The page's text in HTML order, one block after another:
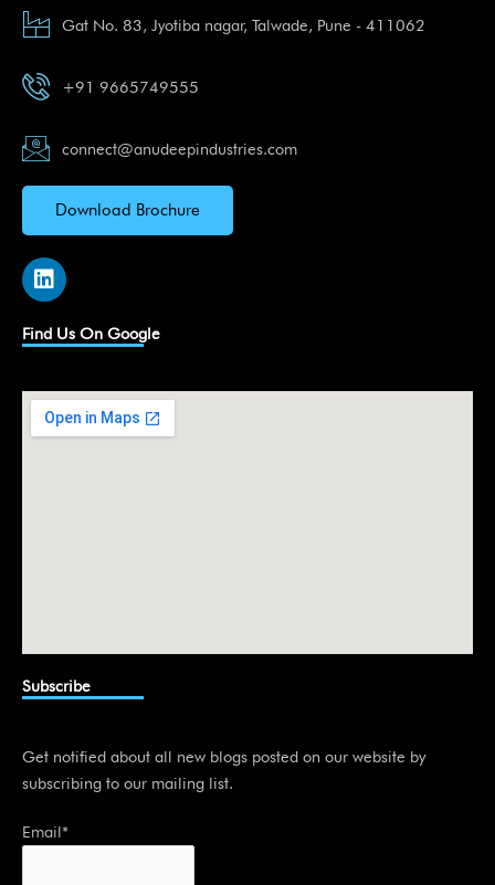
Gat No. 83, Jyotiba nagar, Talwade, Pune - 411062
+91 9665749555
connect@anudeepindustries.com
Download Brochure
L
i
k
e
i
n
Find Us On Google
Subscribe
Get notified about all new blogs posted on our website by
subscribing to our mailing list.
Email*